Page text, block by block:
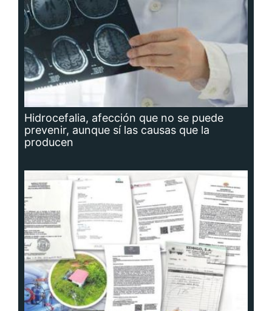
Hidrocefalia, afección que no se puede
prevenir, aunque sí las causas que la
producen